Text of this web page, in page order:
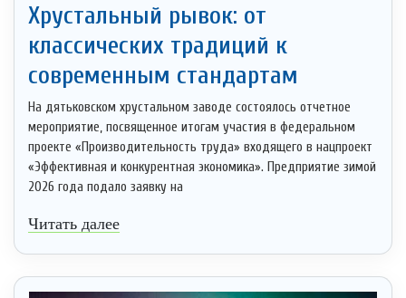
Хрустальный рывок: от
классических традиций к
современным стандартам
На дятьковском хрустальном заводе состоялось отчетное
мероприятие, посвященное итогам участия в федеральном
проекте «Производительность труда» входящего в нацпроект
«Эффективная и конкурентная экономика». Предприятие зимой
2026 года подало заявку на
Читать далее